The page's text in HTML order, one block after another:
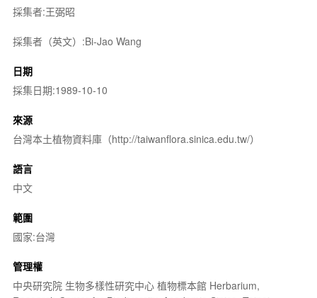
採集者:王弼昭
採集者（英文）:Bi-Jao Wang
日期
採集日期:1989-10-10
來源
台灣本土植物資料庫（http://taiwanflora.sinica.edu.tw/）
語言
中文
範圍
國家:台灣
管理權
中央研究院 生物多樣性研究中心 植物標本館 Herbarium,